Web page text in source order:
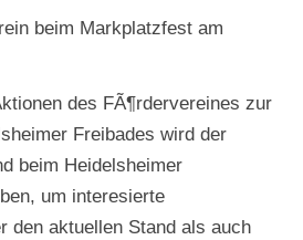
beim Markplatzfest am
des FÃ¶rdervereines zur
Freibades wird der
beim Heidelsheimer
um interesierte
den aktuellen Stand als auch